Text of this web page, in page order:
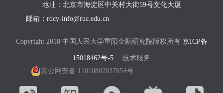
地址：北京市海淀区中关村大街59号文化大厦
邮箱：rdcy-info@ruc.edu.cn
Copyright 2018 中国人民大学重阳金融研究院版权所有 京ICP备
15018462号-5
技术服务
京公网安备 11010802037854号